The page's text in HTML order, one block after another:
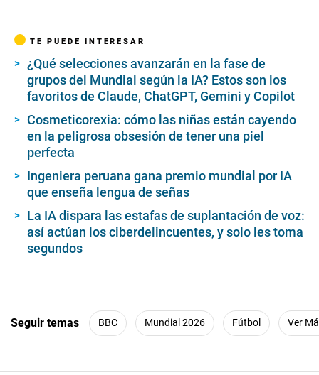
TE PUEDE INTERESAR
¿Qué selecciones avanzarán en la fase de
grupos del Mundial según la IA? Estos son los
favoritos de Claude, ChatGPT, Gemini y Copilot
Cosmeticorexia: cómo las niñas están cayendo
en la peligrosa obsesión de tener una piel
perfecta
Ingeniera peruana gana premio mundial por IA
que enseña lengua de señas
La IA dispara las estafas de suplantación de voz:
así actúan los ciberdelincuentes, y solo les toma
segundos
Seguir temas BBC Mundial 2026 Fútbol Ver